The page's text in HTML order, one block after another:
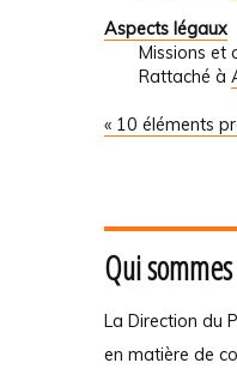
Aspects légaux
Missions et
Rattaché à
« 10 éléments
Qui
La Direction du
en matière de